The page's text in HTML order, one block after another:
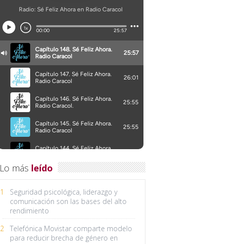
Lo más leído
1
Seguridad psicológica, liderazgo y
comunicación son las bases del alto
rendimiento
2
Telefónica Movistar comparte modelo
para reducir brecha de género en